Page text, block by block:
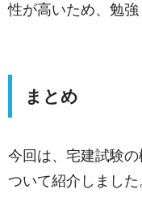
性が高いため、勉強
まとめ
今回は、宅建試験
ついて紹介しました